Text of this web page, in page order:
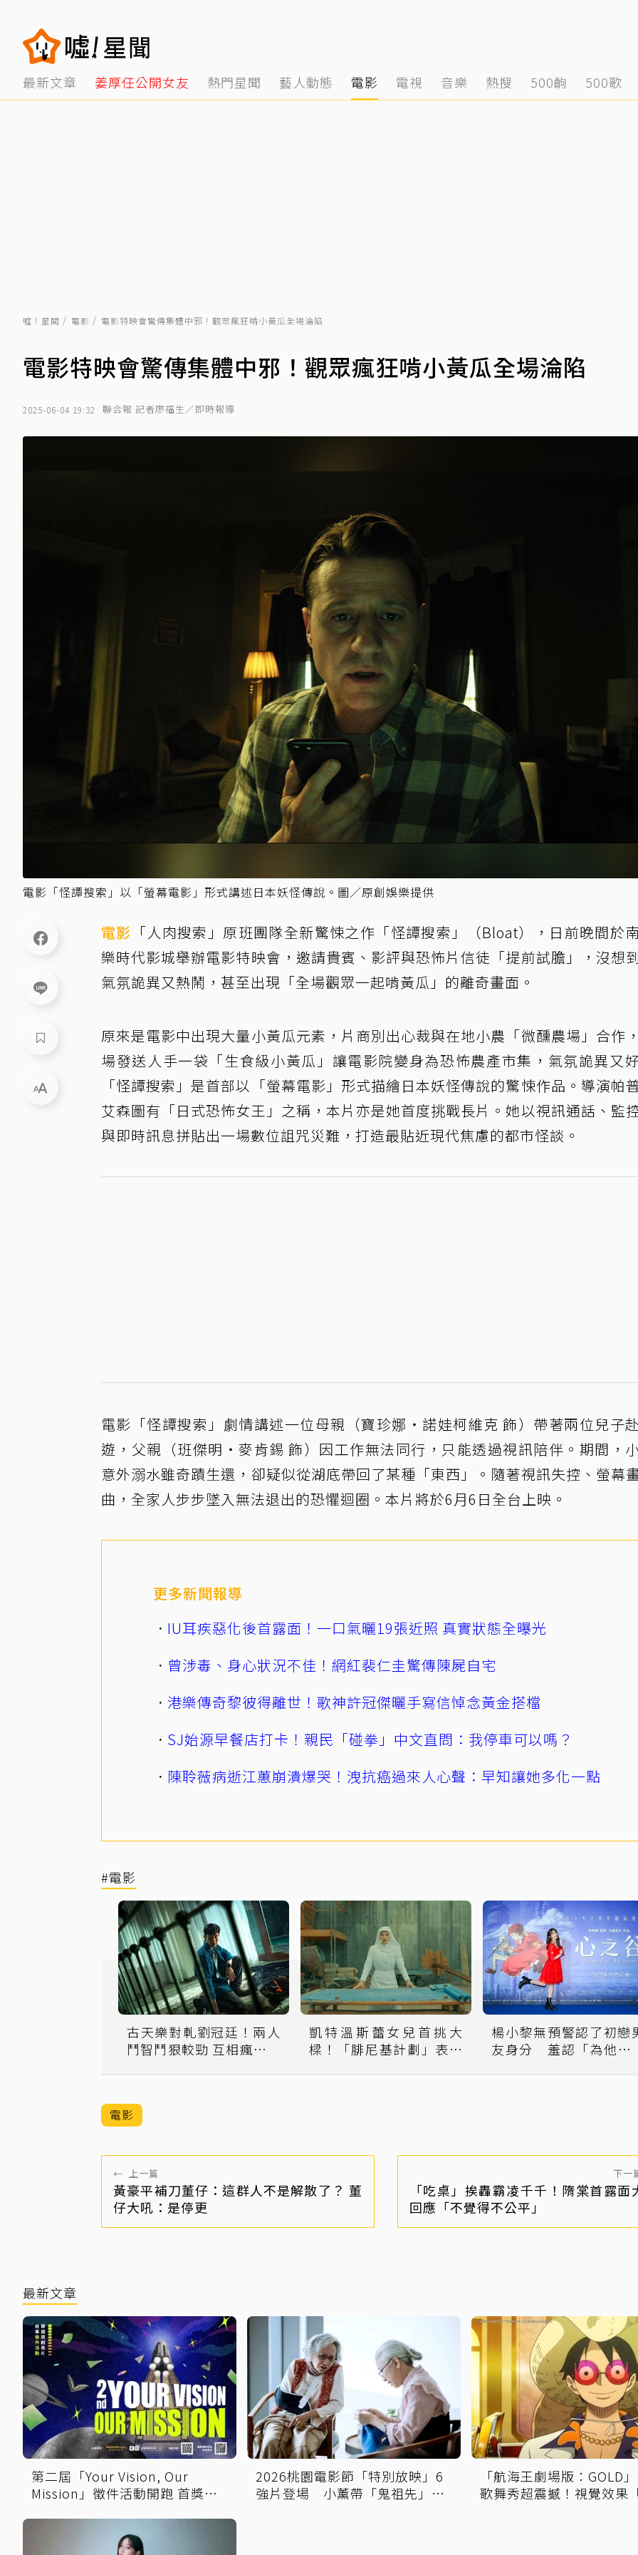
最新文章 姜厚任公開女友 熱門星聞 藝人動態 電影 電視 音樂 熱搜 500齣 500歌
噓！星聞 電影 電影特映會驚傳集體中邪！觀眾瘋狂啃小黃瓜全場淪陷
電影特映會驚傳集體中邪！觀眾瘋狂啃小黃瓜全場淪陷
2025-06-04 19:32 聯合報 記者廖福生／即時報導
電影「怪譚搜索」以「螢幕電影」形式講述日本妖怪傳說。圖／原創娛樂提供
電影 「人肉搜索」原班團隊全新驚悚之作「怪譚搜索」（Bloat），日前晚間於
樂時代影城舉辦電影特映會，邀請貴賓、影評與恐怖片信徒「提前試膽」，沒想
氣氛詭異又熱鬧，甚至出現「全場觀眾一起啃黃瓜」的離奇畫面。
原來是電影中出現大量小黃瓜元素，片商別出心裁與在地小農「微醺農場」合作
場發送人手一袋「生食級小黃瓜」讓電影院變身為恐怖農產市集，氣氛詭異又好
「怪譚搜索」是首部以「螢幕電影」形式描繪日本妖怪傳說的驚悚作品。導演帕
艾森圖有「日式恐怖女王」之稱，本片亦是她首度挑戰長片。她以視訊通話、監
與即時訊息拼貼出一場數位詛咒災難，打造最貼近現代焦慮的都市怪談。
電影「怪譚搜索」劇情講述一位母親（寶珍娜・諾娃柯維克 飾）帶著兩位兒子
遊，父親（班傑明・麥肯錫 飾）因工作無法同行，只能透過視訊陪伴。期間，
意外溺水雖奇蹟生還，卻疑似從湖底帶回了某種「東西」。隨著視訊失控、螢幕
曲，全家人步步墜入無法退出的恐懼迴圈。本片將於6月6日全台上映。
更多新聞報導
IU耳疾惡化後首露面！一口氣曬19張近照 真實狀態全曝光
曾涉毒、身心狀況不佳！網紅裴仁圭驚傳陳屍自宅
港樂傳奇黎彼得離世！歌神許冠傑曬手寫信悼念黃金搭檔
SJ始源早餐店打卡！親民「碰拳」中文直問：我停車可以嗎？
陳聆薇病逝江蕙崩潰爆哭！洩抗癌過來人心聲：早知讓她多化一點
#電影
古天樂對軋劉冠廷！兩人
鬥智鬥狠較勁 互相瘋狂大
凱特溫斯蕾女兒首挑大
樑！「腓尼基計劃」表現
楊小黎無預警認了初戀
友身分 羞認「為他掉眼
電影
← 上一篇
黃豪平補刀董仔：這群人不是解散了？ 董
仔大吼：是停更
下一
「吃桌」挨轟霸凌千千！隋棠首露面
回應「不覺得不公平」
最新文章
第二屆「Your Vision, Our
Mission」徵件活動開跑 首獎保
2026桃園電影節「特別放映」6
強片登場 小薰帶「鬼祖先」回
「航海王劇場版：GOLD
歌舞秀超震撼！視覺效果